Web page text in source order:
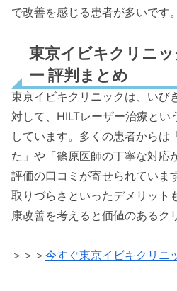
で改善を感じる患者が多いです。
東京イビキクリニ
ー 評判まとめ
東京イビキクリニックは、いび
対して、HILTレーザー治療とい
しています。多くの患者からは
た」や「篠原医師の丁寧な対応
評価の口コミが寄せられていま
取りづらさといったデメリット
康改善を考えると価値のあるク
＞＞＞ 今すぐ東京イビキクリニ